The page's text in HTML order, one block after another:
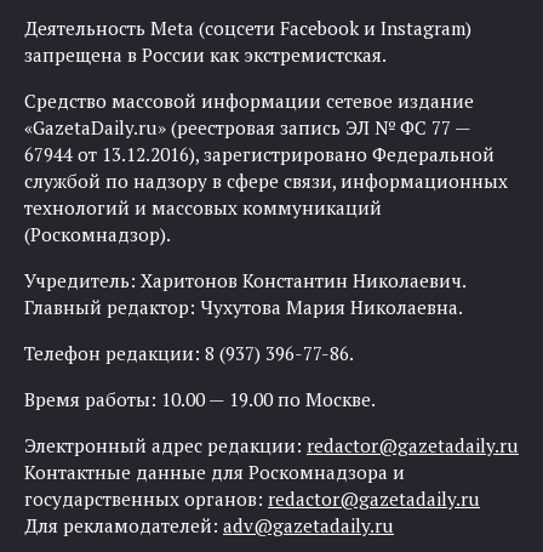
Деятельность Meta (соцсети Facebook и Instagram)
запрещена в России как экстремистская.
Средство массовой информации сетевое издание
«GazetaDaily.ru» (реестровая запись ЭЛ № ФС 77 —
67944 от 13.12.2016), зарегистрировано Федеральной
службой по надзору в сфере связи, информационных
технологий и массовых коммуникаций
(Роскомнадзор).
Учредитель: Харитонов Константин Николаевич.
Главный редактор: Чухутова Мария Николаевна.
Телефон редакции: 8 (937) 396-77-86.
Время работы: 10.00 — 19.00 по Москве.
Электронный адрес редакции: redactor@gazetadaily.ru
Контактные данные для Роскомнадзора и
государственных органов: redactor@gazetadaily.ru
Для рекламодателей: adv@gazetadaily.ru